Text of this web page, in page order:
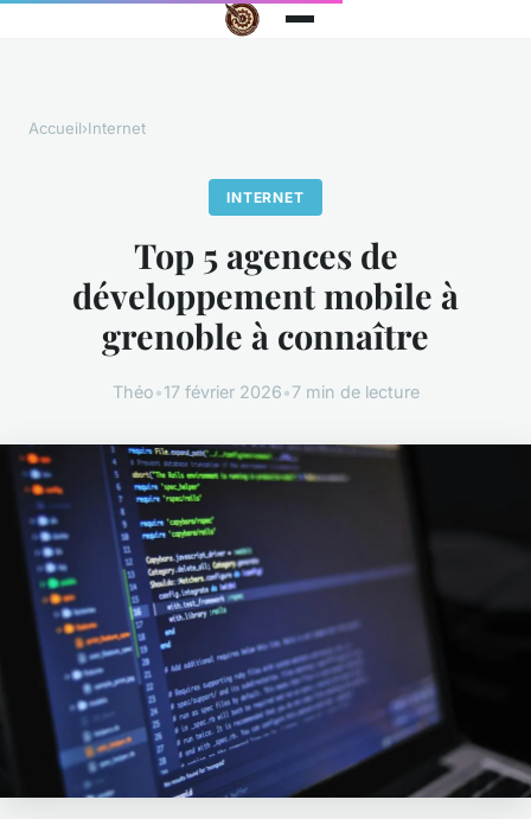
Accueil›Internet
INTERNET
Top 5 agences de
développement mobile à
grenoble à connaître
Théo•17 février 2026•7 min de lecture